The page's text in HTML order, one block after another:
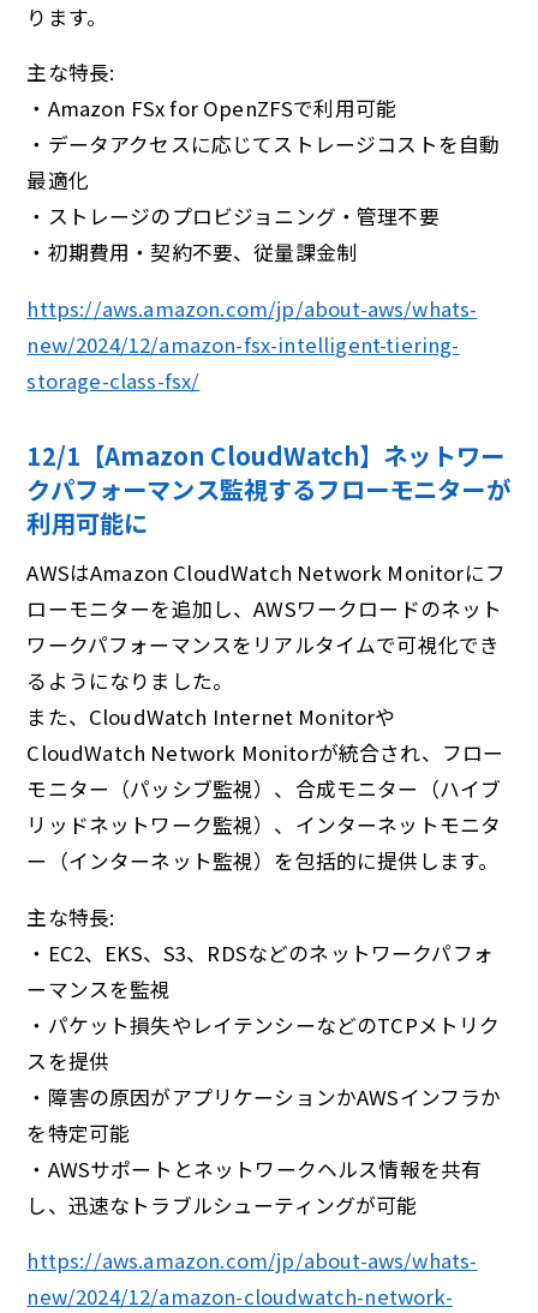
ります。
主な特長:
・Amazon FSx for OpenZFSで利用可能
・データアクセスに応じてストレージコストを自動
最適化
・ストレージのプロビジョニング・管理不要
・初期費用・契約不要、従量課金制
https://aws.amazon.com/jp/about-aws/whats-
new/2024/12/amazon-fsx-intelligent-tiering-
storage-class-fsx/
12/1【Amazon CloudWatch】ネットワー
クパフォーマンス監視するフローモニターが
利⽤可能に
AWSはAmazon CloudWatch Network Monitorにフ
ローモニターを追加し、AWSワークロードのネット
ワークパフォーマンスをリアルタイムで可視化でき
るようになりました。
また、CloudWatch Internet Monitorや
CloudWatch Network Monitorが統合され、フロー
モニター（パッシブ監視）、合成モニター（ハイブ
リッドネットワーク監視）、インターネットモニタ
ー（インターネット監視）を包括的に提供します。
主な特長:
・EC2、EKS、S3、RDSなどのネットワークパフォ
ーマンスを監視
・パケット損失やレイテンシーなどのTCPメトリク
スを提供
・障害の原因がアプリケーションかAWSインフラか
を特定可能
・AWSサポートとネットワークヘルス情報を共有
し、迅速なトラブルシューティングが可能
https://aws.amazon.com/jp/about-aws/whats-
new/2024/12/amazon-cloudwatch-network-